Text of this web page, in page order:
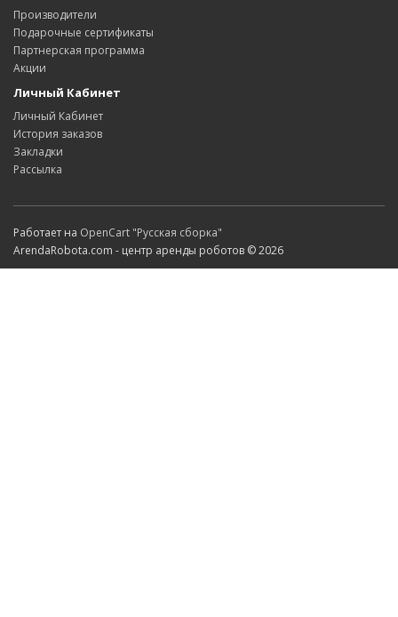
Производители
Подарочные сертификаты
Партнерская программа
Акции
Личный Кабинет
Личный Кабинет
История заказов
Закладки
Рассылка
Работает на OpenCart "Русская сборка"
ArendaRobota.com - центр аренды роботов © 2026